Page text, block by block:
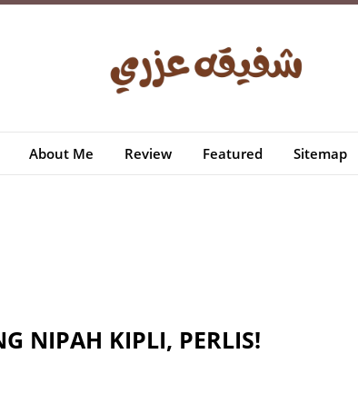
About Me Review Featured Sitemap
NIPAH KIPLI, PERLIS!